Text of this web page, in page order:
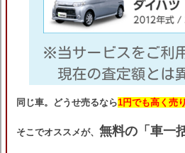
同じ車。どうせ売るなら1円でも高く売
そこでオススメが、 無料の「車一